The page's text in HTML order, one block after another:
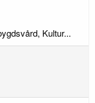
Kultur...